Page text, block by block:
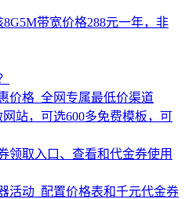
带宽价格288元一年，非
价格_全网专属最低价渠道
站，可选600多免费模板，可
领取入口、查看和代金券使用
活动_配置价格表和千元代金券